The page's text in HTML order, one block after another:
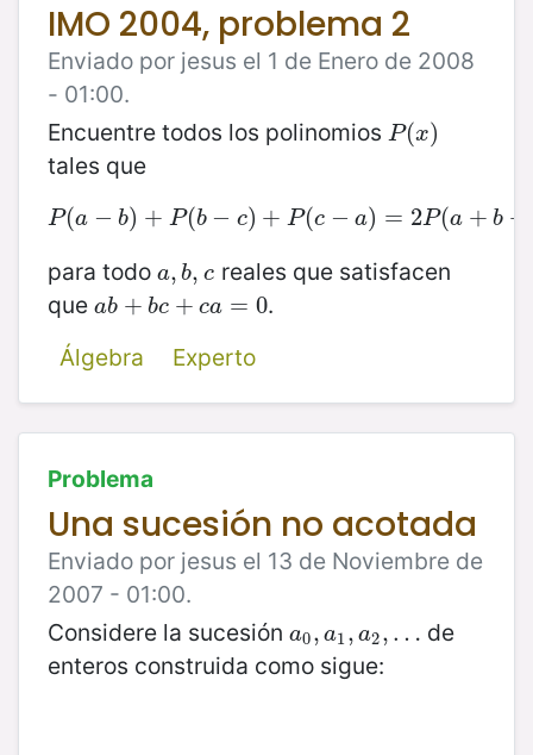
IMO 2004, problema 2
Enviado por jesus el 1 de Enero de 2008
- 01:00.
Encuentre todos los polinomios P(x)
P(x)
tales que
P(a − b) + P(b − c) + P(c − a) = 2P(a + b +
P(a −b)+P (b −c)+P(c−a )= 2P (a+b+c)
para todo a, b, c
a,b,c reales que satisfacen
que ab + bc + ca = 0
ab +bc+c a=0
.
Álgebra
Experto
Problema
Una sucesión no acotada
Enviado por jesus el 13 de Noviembre de
2007 - 01:00.
Considere la sucesión a0, a1, a2, …
a0,a1 ,a2,…
de
enteros construida como sigue: